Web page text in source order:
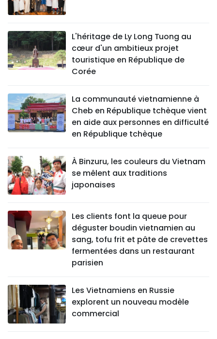
L'héritage de Ly Long Tuong au
cœur d'un ambitieux projet
touristique en République de
Corée
La communauté vietnamienne à
Cheb en République tchèque vient
en aide aux personnes en difficulté
en République tchèque
À Binzuru, les couleurs du Vietnam
se mêlent aux traditions
japonaises
Les clients font la queue pour
déguster boudin vietnamien au
sang, tofu frit et pâte de crevettes
fermentées dans un restaurant
parisien
Les Vietnamiens en Russie
explorent un nouveau modèle
commercial